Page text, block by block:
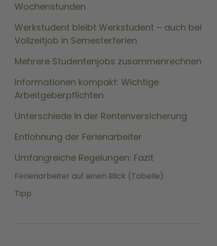
Wochenstunden
Werkstudent bleibt Werkstudent – auch bei
Vollzeitjob in Semesterferien
Mehrere Studentenjobs zusammenrechnen
Informationen kompakt: Wichtige
Arbeitgeberpflichten
Unterschiede in der Rentenversicherung
Entlohnung der Ferienarbeiter
Umfangreiche Regelungen: Fazit
Ferienarbeiter auf einen Blick (Tabelle)
Tipp